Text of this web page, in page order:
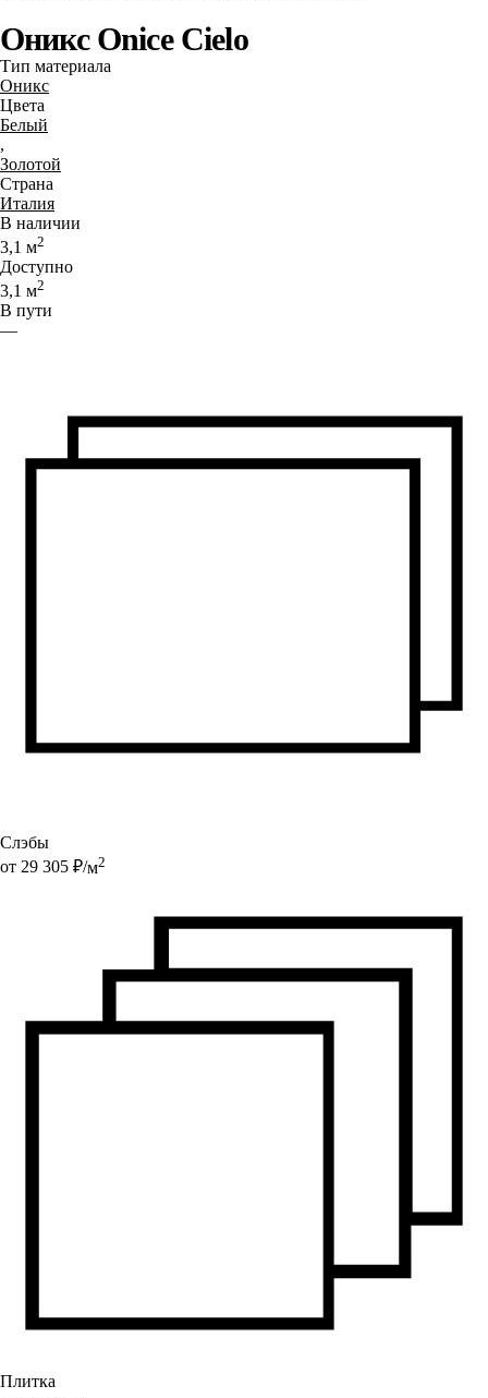
Оникс Onice Cielo
Тип материала
Оникс
Цвета
Белый
,
Золотой
Страна
Италия
В наличии
3,1 м2
Доступно
3,1 м2
В пути
—
Слэбы
от 29 305 ₽/м2
Плитка